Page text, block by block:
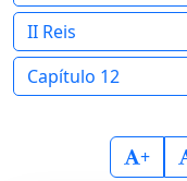
II Reis
Capítulo 12
+